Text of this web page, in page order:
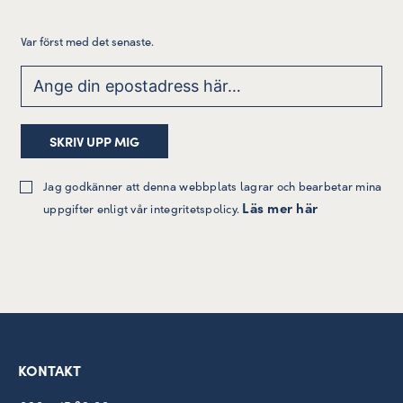
Var först med det senaste.
Jag godkänner att denna webbplats lagrar och bearbetar mina
uppgifter enligt vår integritetspolicy. Läs mer här
KONTAKT